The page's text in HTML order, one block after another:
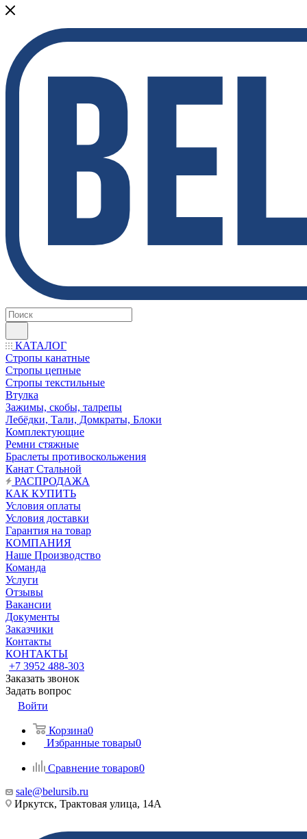
КАТАЛОГ
Стропы канатные
Стропы цепные
Стропы текстильные
Втулка
Зажимы, скобы, талрепы
Лебёдки, Тали, Домкраты, Блоки
Комплектующие
Ремни стяжные
Браслеты противоскольжения
Канат Стальной
РАСПРОДАЖА
КАК КУПИТЬ
Условия оплаты
Условия доставки
Гарантия на товар
КОМПАНИЯ
Наше Производство
Команда
Услуги
Отзывы
Вакансии
Документы
Заказчики
Контакты
КОНТАКТЫ
+7 3952 488-303
Заказать звонок
Задать вопрос
Войти
Корзина0
Избранные товары0
Сравнение товаров0
sale@belursib.ru
Иркутск, Трактовая улица, 14А